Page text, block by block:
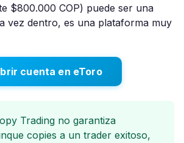
$800.000 COP) puede ser una
vez dentro, es una plataforma muy
cuenta en eToro
Trading no garantiza
copies a un trader exitoso,